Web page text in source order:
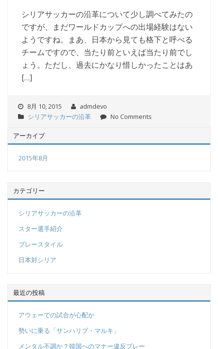
シリアサッカーの沿革について少し調べてみたの
ですが、まだワールドカップへの出場経験はない
ようですね。まあ、日本から見ても格下と呼べる
チームですので、当たり前といえば当たり前でし
ょう。ただし、過去にかなり惜しかったことはあ
[…]
8月 10, 2015
admdevo
シリアサッカーの沿革
No Comments
アーカイブ
2015年8月
カテゴリー
シリアサッカーの沿革
スター選手紹介
プレースタイル
日本対シリア
最近の投稿
アウェーでの試合が心配か
勢いに乗る「サンハリブ・マルキ」
メンタル不調か？韓国へのマナー違反プレー